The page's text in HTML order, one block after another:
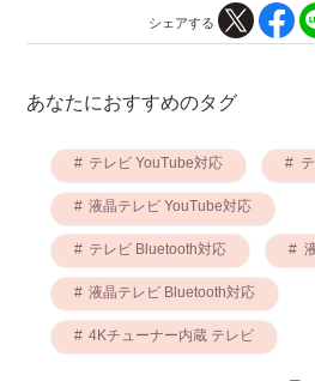
シェアする
あなたにおすすめのタグ
テレビ YouTube対応
液晶テレビ YouTube対応
テレビ Bluetooth対応
液晶テレビ Bluetooth対応
4Kチューナー内蔵 テレビ